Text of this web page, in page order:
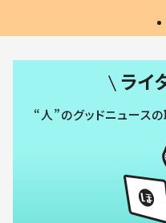
ライ
“人”のグッドニュース